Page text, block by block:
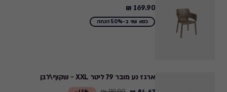
169.90
₪
169.90 ₪
כסא שני ב-50% הנחה
ארגז נע מובר 79 ליטר XXL - שקוף\לבן